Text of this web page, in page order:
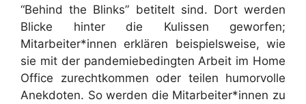
“Behind the Blinks” betitelt sind. Dort werden
Blicke hinter die Kulissen geworfen;
Mitarbeiter*innen erklären beispielsweise, wie
sie mit der pandemiebedingten Arbeit im Home
Office zurechtkommen oder teilen humorvolle
Anekdoten. So werden die Mitarbeiter*innen zu